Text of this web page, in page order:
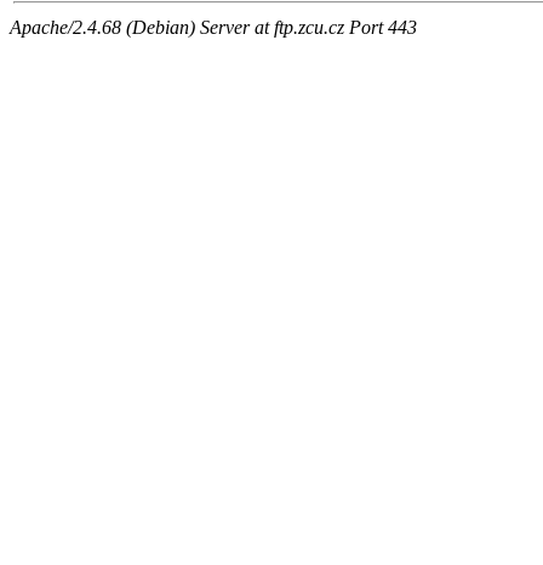
Apache/2.4.68 (Debian) Server at ftp.zcu.cz Port 443